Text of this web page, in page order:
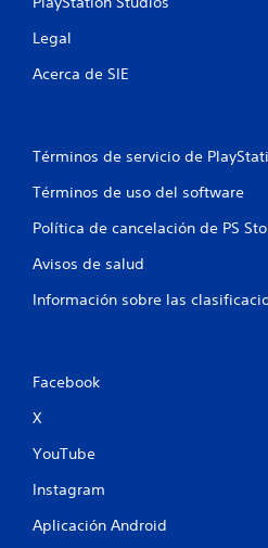
Legal
Acerca de SIE
Términos de servicio de
Términos de uso del software
Política de cancelación de PS
Avisos de salud
Información sobre las
Facebook
X
YouTube
Instagram
Aplicación Android